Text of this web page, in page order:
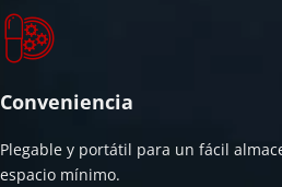
Conveniencia
Plegable y portátil para un fácil
espacio mínimo.